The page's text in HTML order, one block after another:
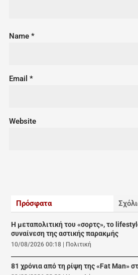
Name *
Email *
Website
Πρόσφατα
Η μεταπολιτική του «σορτς», το
συναίνεση της αστικής παρακμής
10/08/2026 00:18 Πολιτική
81 χρόνια από τη ρίψη της «Fat Man»